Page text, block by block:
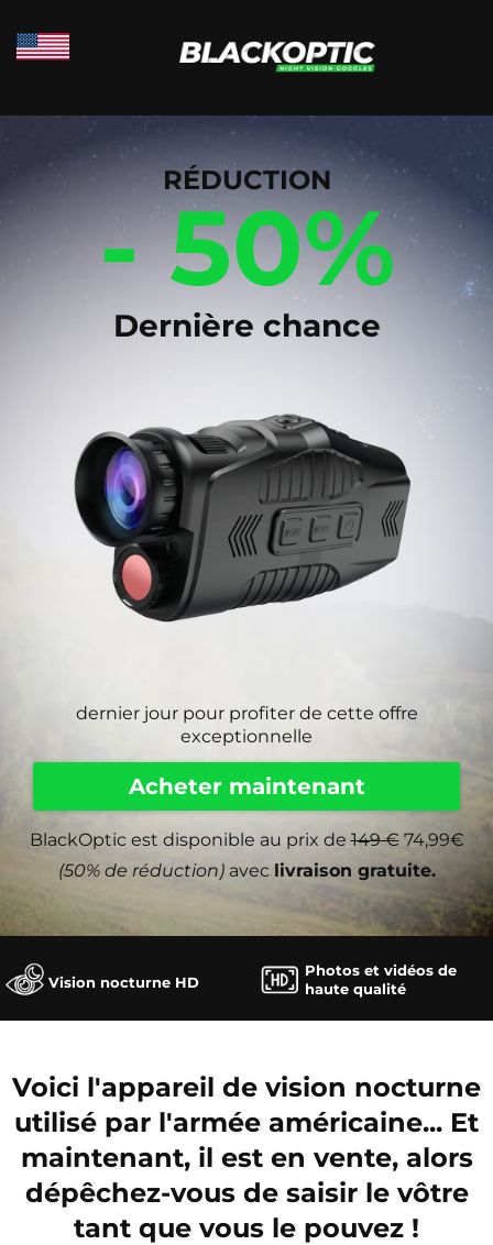
RÉDUCTION
- 50%
Dernière chance
dernier jour pour profiter de cette offre
exceptionnelle
Acheter maintenant
BlackOptic est disponible au prix de149 €74,99€
(50% de réduction)aveclivraison gratuite.
Vision nocturne HD
Photos et vidéos de
haute qualité
Voici l'appareil de vision nocturne
utilisé par l'armée américaine... Et
maintenant, il est en vente, alors
dépêchez-vous de saisir le vôtre
tant que vous le pouvez !